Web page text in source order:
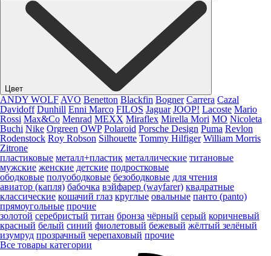
Цвет
ANDY WOLF AVO Benetton Blackfin Bogner Carrera Cazal
Davidoff Dunhill Enni Marco FILOS Jaguar JOOP! Lacoste Mario
Rossi Max&Co Menrad MEXX Miraflex Mirella Mori MO Nicoleta
Buchi Nike Orgreen OWP Polaroid Porsche Design Puma Revlon
Rodenstock Roy Robson Silhouette Tommy Hilfiger William Morris
Zitrone
пластиковые металл+пластик металлические титановые
мужские женские детские подростковые
ободковые полуободковые безободковые для чтения
авиатор (капля) бабочка вэйфарер (wayfarer) квадратные
классические кошачий глаз круглые овальные панто (panto)
прямоугольные прочие
золотой серебристый титан бронза чёрный серый коричневый
красный белый синий фиолетовый бежевый жёлтый зелёный
изумруд прозрачный черепаховый прочие
Все товары категории